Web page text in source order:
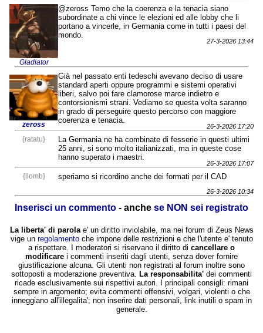
Gladiator
@zeross Temo che la coerenza e la tenacia siano
subordinate a chi vince le elezioni ed alle lobby che li
portano a vincerle, in Germania come in tutti i paesi del
mondo.
27-3-2026 13:44
zeross
Già nel passato enti tedeschi avevano deciso di usare
standard aperti oppure programmi e sistemi operativi
liberi, salvo poi fare clamorose marce indietro e
contorsionismi strani. Vediamo se questa volta saranno
in grado di perseguire questo percorso con maggiore
coerenza e tenacia.
26-3-2026 17:20
{ratatu}
La Germania ne ha combinate di fesserie in questi ultimi
25 anni, si sono molto italianizzati, ma in queste cose
hanno superato i maestri.
26-3-2026 17:07
{llomb} speriamo si ricordino anche dei formati per il CAD
26-3-2026 10:34
Inserisci un commento - anche se NON sei registrato
La liberta' di parolae' un diritto inviolabile, ma nei forum di Zeus News
vige un regolamentoche impone delle restrizioni e che l'utente e' tenuto
a rispettare. I moderatori si riservano il diritto di cancellare o
modificare i commenti inseriti dagli utenti, senza dover fornire
giustificazione alcuna. Gli utenti non registrati al forum inoltre sono
sottoposti a moderazione preventiva. La responsabilita' dei commenti
ricade esclusivamente sui rispettivi autori. I principali consigli: rimani
sempre in argomento; evita commenti offensivi, volgari, violenti o che
inneggiano all'illegalita'; non inserire dati personali, link inutili o spam in
generale.